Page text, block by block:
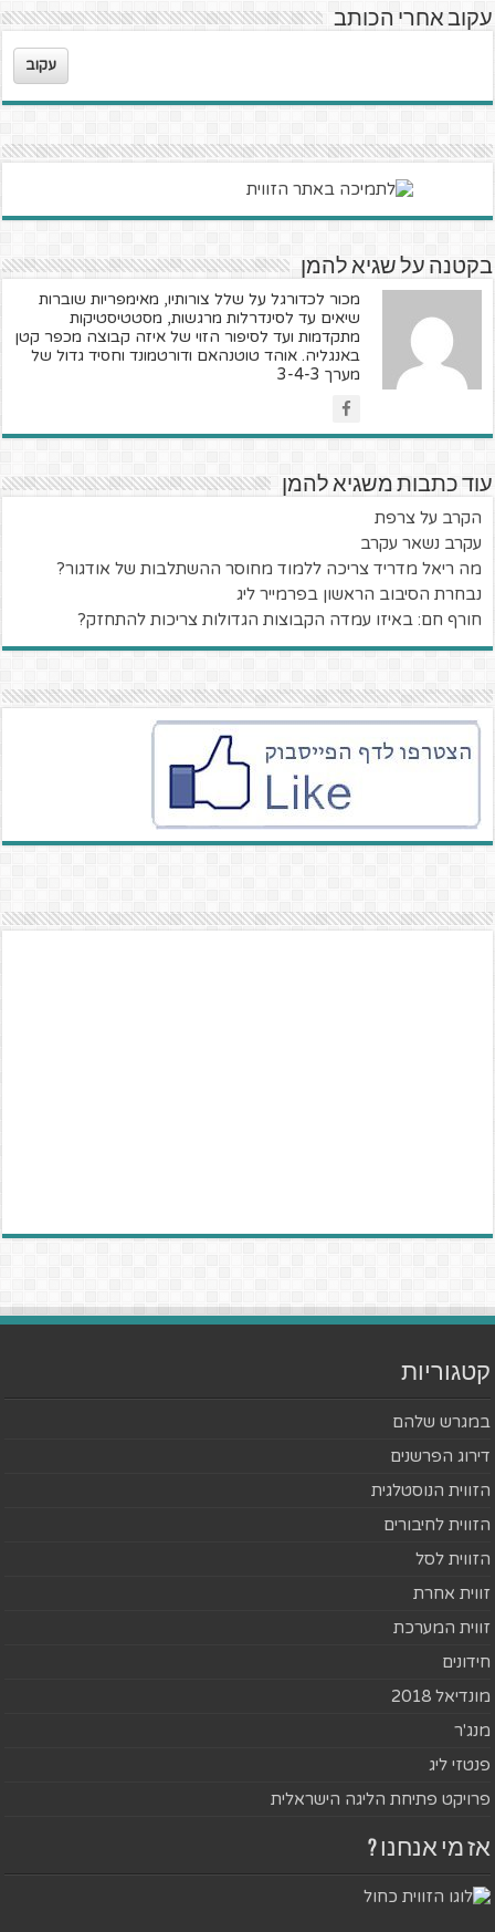
עקוב אחרי הכותב
עקוב
בקטנה על שגיא להמן
מכור לכדורגל על שלל צורותיו, מאימפריות שוברות
שיאים עד לסינדרלות מרגשות, מסטטיסטיקות
מתקדמות ועד לסיפור הזוי של איזה קבוצה מכפר קטן
באנגליה. אוהד טוטנהאם ודורטמונד וחסיד גדול של
מערך 3-4-3
עוד כתבות משגיא להמן
הקרב על צרפת
עקרב נשאר עקרב
מה ריאל מדריד צריכה ללמוד מחוסר ההשתלבות של אודגור?
נבחרת הסיבוב הראשון בפרמייר ליג
חורף חם: באיזו עמדה הקבוצות הגדולות צריכות להתחזק?
קטגוריות
במגרש שלהם
דירוג הפרשנים
הזווית הנוסטלגית
הזווית לחיבורים
הזווית לסל
זווית אחרת
זווית המערכת
חידונים
מונדיאל 2018
מנג'ר
פנטזי ליג
פרויקט פתיחת הליגה הישראלית
אז מי אנחנו ?